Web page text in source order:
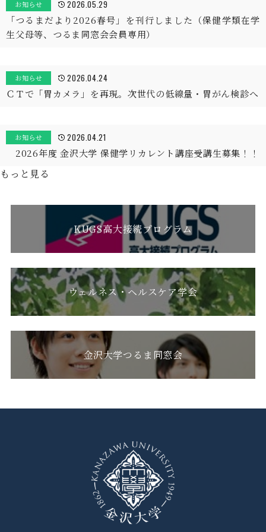
お知らせ 2026.05.29
「つるまだより2026春号」を刊行しました（保健学類在学
生父母等、つるま同窓会会員専用）
お知らせ 2026.04.24
ＣＴで「胃カメラ」を再現。次世代の低線量・胃がん検診へ
お知らせ 2026.04.21
2026年度 金沢大学 保健学リカレント講座受講生募集！！
もっと見る
KUGS高大接続プログラム
ウェルネス・ヘルスケア学会
金沢大学つるま同窓会